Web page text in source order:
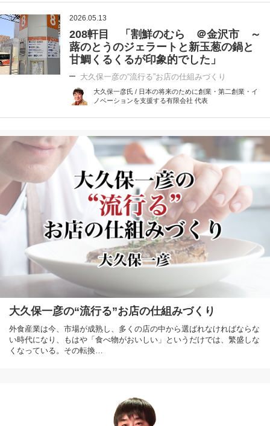
2026.05.13
208軒目 「割鮮のむら ＠金沢市 ～
蕗のとうのジェラートと新玉葱の鍋と
甘鯛くるくるが印象的でした」
大久保一彦の“流行る”お店の仕組みづくり
大久保一彦氏 / 日本の将来のために創業・第二創業・イ
ノベーションを支援する有限会社 代表
大久保一彦の“流行る”お店の仕組みづくり
外食産業は今、市場が成熟し、多くの店の中から選ばれなければならな
い時代になり、もはや「食べ物がおいしい」というだけでは、繁盛しな
くなっている。その転換…